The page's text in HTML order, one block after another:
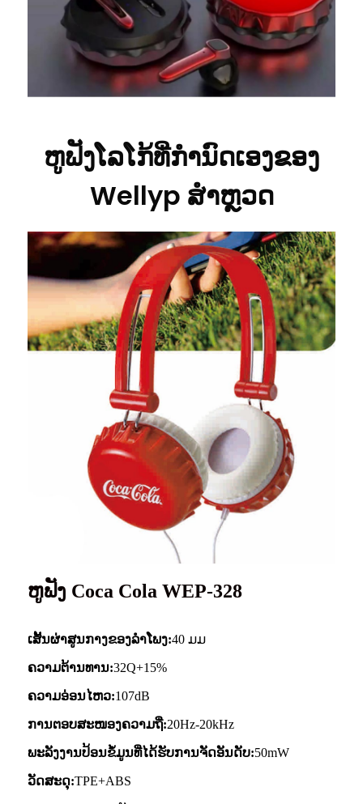
ຫູຟັງໂລໂກ້ທີ່ກຳນົດເອງຂອງ
Wellyp ສຳຫຼວດ
ຫູຟັງ Coca Cola WEP-328
ເສັ້ນຜ່າສູນກາງຂອງລຳໂພງ:40 ມມ
ຄວາມຕ້ານທານ:32Q+15%
ຄວາມອ່ອນໄຫວ:107dB
ການຕອບສະໜອງຄວາມຖີ່:20Hz-20kHz
ພະລັງງານປ້ອນຂໍ້ມູນທີ່ໄດ້ຮັບການຈັດອັນດັບ:50mW
ວັດສະດຸ:TPE+ABS